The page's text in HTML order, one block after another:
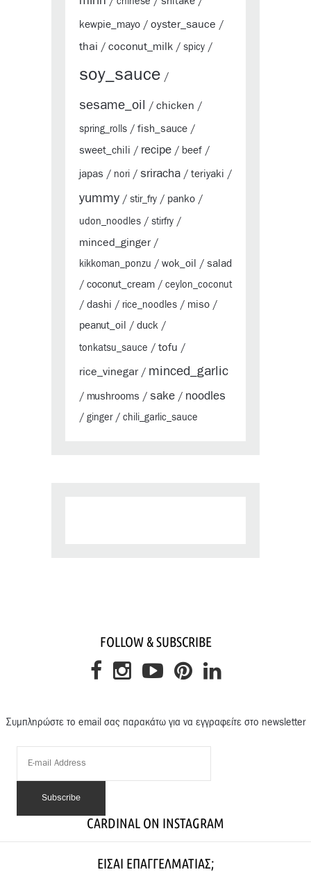
kewpie_mayo / oyster_sauce /
thai / coconut_milk / spicy /
soy_sauce /
sesame_oil / chicken /
spring_rolls / fish_sauce /
sweet_chili / recipe / beef /
japas / nori / sriracha / teriyaki /
yummy / stir_fry / panko /
udon_noodles / stirfry /
minced_ginger/
kikkoman_ponzu / wok_oil / salad
/ coconut_cream / ceylon_coconut
/ dashi / rice_noodles / miso /
peanut_oil / duck /
tonkatsu_sauce / tofu /
rice_vinegar/ minced_garlic
/ mushrooms / sake / noodles
/ ginger/ chili_garlic_sauce
FOLLOW & SUBSCRIBE
Συμπληρώστε το email σας παρακάτω για να εγγραφείτε στο newsletter
CARDINAL ON INSTAGRAM
ΕΊΣΑΙ ΕΠΑΓΓΕΛΜΑΤΊΑΣ;